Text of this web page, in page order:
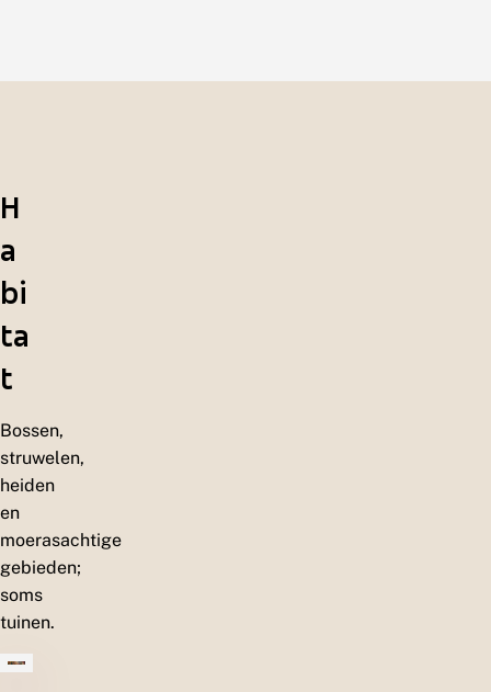
H
a
bi
ta
t
Bossen,
struwelen,
heiden
en
moerasachtige
gebieden;
soms
tuinen.